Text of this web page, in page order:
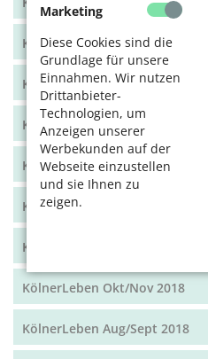
Marketing
Diese Cookies sind die
Grundlage für unsere
Einnahmen. Wir nutzen
Drittanbieter-
Technologien, um
Anzeigen unserer
Werbekunden auf der
Webseite einzustellen
und sie Ihnen zu
zeigen.
KölnerLeben Okt/Nov 19
KölnerLeben Aug/Sept 2019
KölnerLeben Juni/Juli 2019
KölnerLeben April/Mai 2019
KölnerLeben Feb/März 2019
KölnerLeben Dez 18/Jan 19
KölnerLeben Okt/Nov 2018
KölnerLeben Aug/Sept 2018